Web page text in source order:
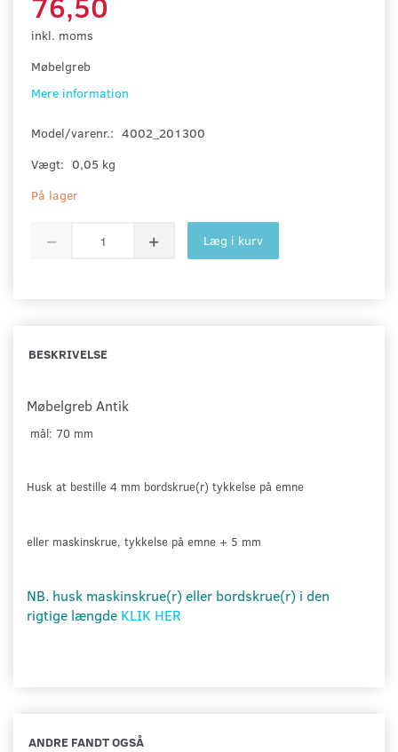
inkl. moms
Møbelgreb
Mere information
Model/varenr.: 4002_201300
Vægt: 0,05 kg
På lager
Læg i kurv
BESKRIVELSE
Møbelgreb Antik
mål: 70 mm
Husk at bestille 4 mm bordskrue(r) tykkelse på emne
eller maskinskrue, tykkelse på emne + 5 mm
NB. husk maskinskrue(r) eller bordskrue(r) i den
rigtige længde KLIK HER
ANDRE FANDT OGSÅ